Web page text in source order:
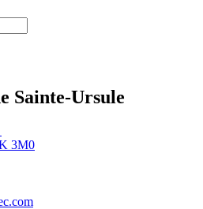
Sainte‑Ursule
3M0